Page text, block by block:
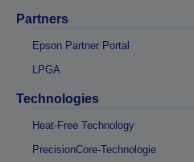
Partners
Epson Partner Portal
LPGA
Technologies
Heat-Free Technology
PrecisionCore-Technologie